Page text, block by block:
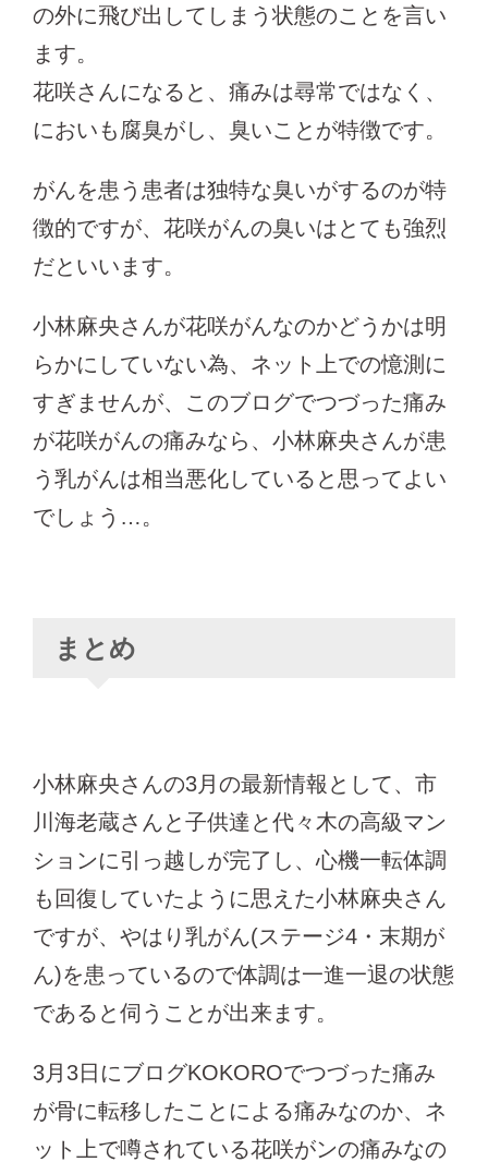
の外に飛び出してしまう状態のことを言い
ます。
花咲さんになると、痛みは尋常ではなく、
においも腐臭がし、臭いことが特徴です。
がんを患う患者は独特な臭いがするのが特
徴的ですが、花咲がんの臭いはとても強烈
だといいます。
小林麻央さんが花咲がんなのかどうかは明
らかにしていない為、ネット上での憶測に
すぎませんが、このブログでつづった痛み
が花咲がんの痛みなら、小林麻央さんが患
う乳がんは相当悪化していると思ってよい
でしょう…。
まとめ
小林麻央さんの3月の最新情報として、市
川海老蔵さんと子供達と代々木の高級マン
ションに引っ越しが完了し、心機一転体調
も回復していたように思えた小林麻央さん
ですが、やはり乳がん(ステージ4・末期が
ん)を患っているので体調は一進一退の状態
であると伺うことが出来ます。
3月3日にブログKOKOROでつづった痛み
が骨に転移したことによる痛みなのか、ネ
ット上で噂されている花咲がンの痛みなの